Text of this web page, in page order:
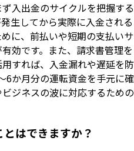
入出金のサイクルを把握する
生してから実際に入金される
に、前払いや短期の支払いサ
効です。また、請求書管理を
すれば、入金漏れや遅延を防
6か月分の運転資金を手元に確
ジネスの波に対応するための
はできますか？